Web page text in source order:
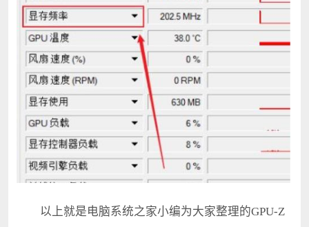
以上就是电脑系统之家小编为大家整理的GPU-Z